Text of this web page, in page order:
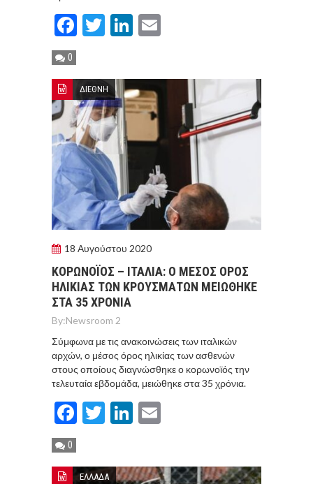
Facebook
TwitterLinkedIn
0
ΔΙΕΘΝΗ
18 Αυγούστου 2020
ΚΟΡΩΝΟΪOΣ – ΙΤΑΛIΑ: Ο ΜEΣΟΣ OΡΟΣ
ΗΛΙΚIΑΣ ΤΩΝ ΚΡΟΥΣΜAΤΩΝ ΜΕΙΩΘΗΚΕ
ΣΤΑ 35 ΧΡΟΝΙΑ
By:Newsroom 2
Σύμφωνα με τις ανακοινώσεις των ιταλικών
αρχών, ο μέσος όρος ηλικίας των ασθενών
στους οποίους διαγνώσθηκε ο κορωνοϊός την
τελευταία εβδομάδα, μειώθηκε στα 35 χρόνια.
Facebook
TwitterLinkedIn
0
ΕΛΛΑΔΑ